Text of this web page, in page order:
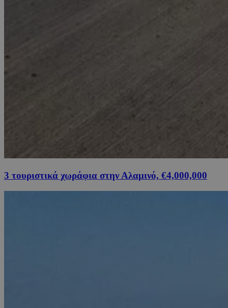
3 τουριστικά χωράφια στην Αλαμινό, €4,000,000